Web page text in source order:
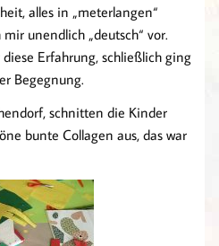
alles in „meterlangen“
unendlich „deutsch“ vor.
Erfahrung, schließlich ging
Begegnung.
schnitten die Kinder
bunte Collagen aus, das war